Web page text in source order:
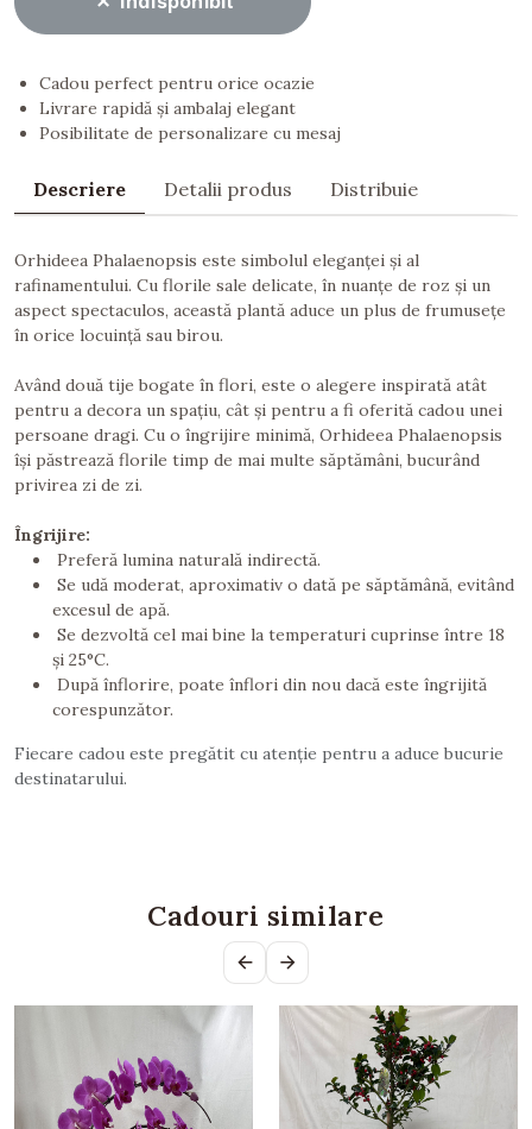
Cadou perfect pentru orice ocazie
Livrare rapidă și ambalaj elegant
Posibilitate de personalizare cu mesaj
Descriere Detalii produs Distribuie
Orhideea Phalaenopsis este simbolul eleganței și al
rafinamentului. Cu florile sale delicate, în nuanțe de roz și un
aspect spectaculos, această plantă aduce un plus de frumusețe
în orice locuință sau birou.
Având două tije bogate în flori, este o alegere inspirată atât
pentru a decora un spațiu, cât și pentru a fi oferită cadou unei
persoane dragi. Cu o îngrijire minimă, Orhideea Phalaenopsis
își păstrează florile timp de mai multe săptămâni, bucurând
privirea zi de zi.
Îngrijire:
Preferă lumina naturală indirectă.
Se udă moderat, aproximativ o dată pe săptămână, evitând
excesul de apă.
Se dezvoltă cel mai bine la temperaturi cuprinse între 18
și 25°C.
După înflorire, poate înflori din nou dacă este îngrijită
corespunzător.
Fiecare cadou este pregătit cu atenție pentru a aduce bucurie
destinatarului.
Cadouri similare